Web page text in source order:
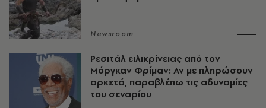
Newsroom
Ρεσιτάλ ειλικρίνειας από τον
Μόργκαν Φρίμαν: Αν με πληρώσουν
αρκετά, παραβλέπω τις αδυναμίες
του σεναρίου